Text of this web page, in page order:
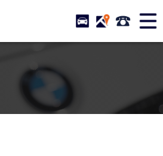
TUCグループ BMW専門 船
STOCK ACCESS 047-
在庫リスト
店舗紹介
アクセスマップ